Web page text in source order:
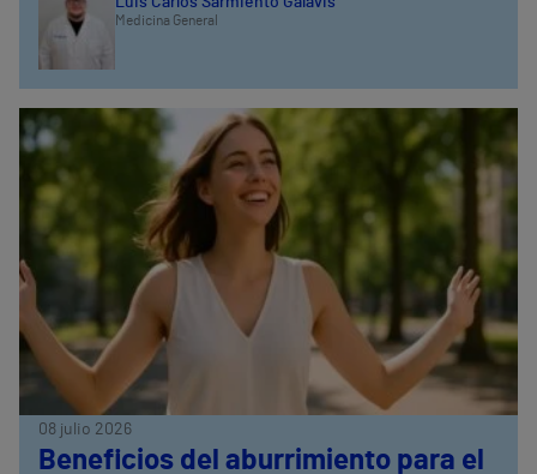
Medicina General
08 julio 2026
Beneficios del aburrimiento para el